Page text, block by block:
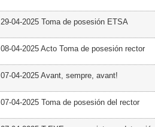
29-04-2025 Toma de posesión ETSA
08-04-2025 Acto Toma de posesión rector
07-04-2025 Avant, sempre, avant!
07-04-2025 Toma de posesión del rector